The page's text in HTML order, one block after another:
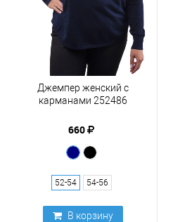
Джемпер женский с
карманами 252486
660
52-54 54-56
В корзину